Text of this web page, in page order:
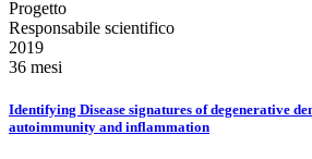
Progetto
Responsabile scientifico
2019
36 mesi
Identifying Disease signatures of degenerative
autoimmunity and inflammation